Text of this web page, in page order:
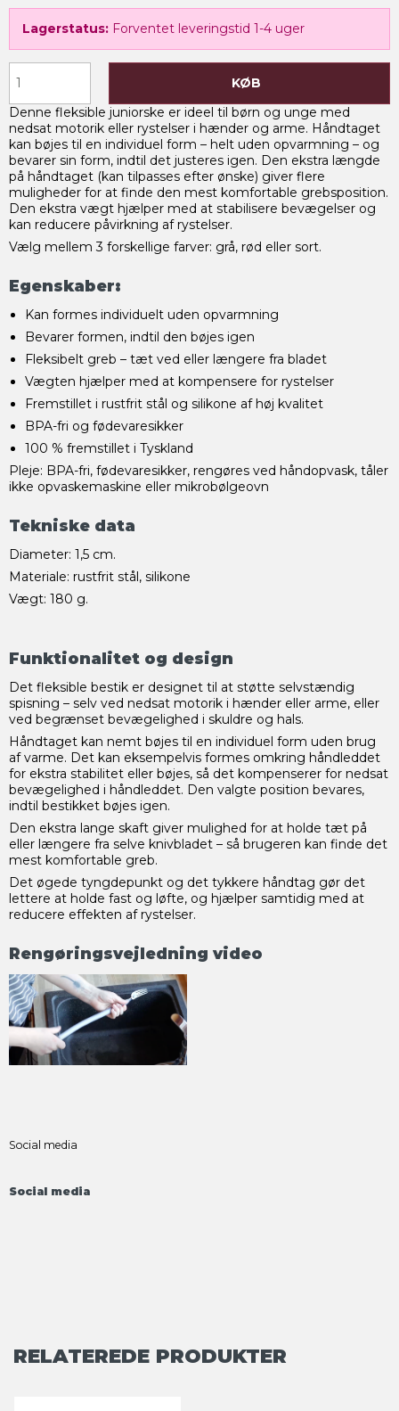
Lagerstatus: Forventet leveringstid 1-4 uger
KØB
Denne fleksible juniorske er ideel til børn og unge med
nedsat motorik eller rystelser i hænder og arme. Håndtaget
kan bøjes til en individuel form – helt uden opvarmning – og
bevarer sin form, indtil det justeres igen. Den ekstra længde
på håndtaget (kan tilpasses efter ønske) giver flere
muligheder for at finde den mest komfortable grebsposition.
Den ekstra vægt hjælper med at stabilisere bevægelser og
kan reducere påvirkning af rystelser.
Vælg mellem 3 forskellige farver: grå, rød eller sort.
Egenskaber:
Kan formes individuelt uden opvarmning
Bevarer formen, indtil den bøjes igen
Fleksibelt greb – tæt ved eller længere fra bladet
Vægten hjælper med at kompensere for rystelser
Fremstillet i rustfrit stål og silikone af høj kvalitet
BPA-fri og fødevaresikker
100 % fremstillet i Tyskland
Pleje: BPA-fri, fødevaresikker, rengøres ved håndopvask, tåler
ikke opvaskemaskine eller mikrobølgeovn
Tekniske data
Diameter: 1,5 cm.
Materiale: rustfrit stål, silikone
Vægt: 180 g.
Funktionalitet og design
Det fleksible bestik er designet til at støtte selvstændig
spisning – selv ved nedsat motorik i hænder eller arme, eller
ved begrænset bevægelighed i skuldre og hals.
Håndtaget kan nemt bøjes til en individuel form uden brug
af varme. Det kan eksempelvis formes omkring håndleddet
for ekstra stabilitet eller bøjes, så det kompenserer for nedsat
bevægelighed i håndleddet. Den valgte position bevares,
indtil bestikket bøjes igen.
Den ekstra lange skaft giver mulighed for at holde tæt på
eller længere fra selve knivbladet – så brugeren kan finde det
mest komfortable greb.
Det øgede tyngdepunkt og det tykkere håndtag gør det
lettere at holde fast og løfte, og hjælper samtidig med at
reducere effekten af rystelser.
Rengøringsvejledning video
Social media
Social media
RELATEREDE PRODUKTER